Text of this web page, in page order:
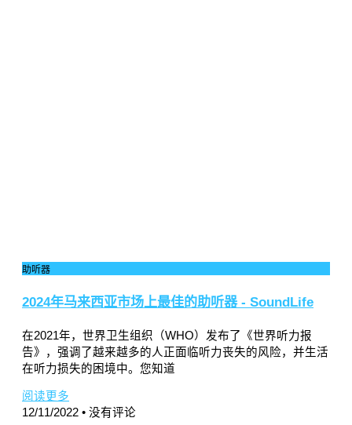
助听器
2024年马来西亚市场上最佳的助听器 - SoundLife
在2021年，世界卫生组织（WHO）发布了《世界听力报
告》，强调了越来越多的人正面临听力丧失的风险，并生活
在听力损失的困境中。您知道
阅读更多
12/11/2022
没有评论